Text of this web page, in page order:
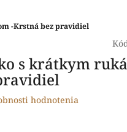
-Krstná bez pravidiel
s krátkym
hodnotenia